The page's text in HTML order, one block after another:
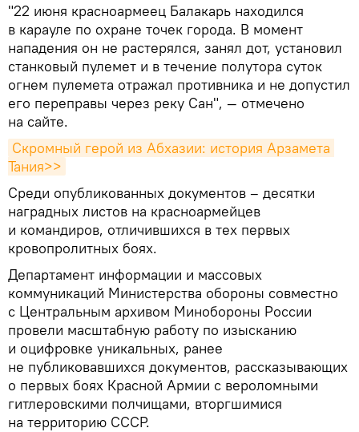
"22 июня красноармеец Балакарь находился
в карауле по охране точек города. В момент
нападения он не растерялся, занял дот, установил
станковый пулемет и в течение полутора суток
огнем пулемета отражал противника и не допустил
его переправы через реку Сан", — отмечено
на сайте.
Скромный герой из Абхазии: история Арзамета
Тания>>
Среди опубликованных документов – десятки
наградных листов на красноармейцев
и командиров, отличившихся в тех первых
кровопролитных боях.
Департамент информации и массовых
коммуникаций Министерства обороны совместно
с Центральным архивом Минобороны России
провели масштабную работу по изысканию
и оцифровке уникальных, ранее
не публиковавшихся документов, рассказывающих
о первых боях Красной Армии с вероломными
гитлеровскими полчищами, вторгшимися
на территорию СССР.